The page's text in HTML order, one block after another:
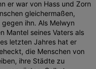
er war von Hass und Zorn
gleichermaßen,
ihn. Als Melwyn
Mantel seines Vaters als
letzten Jahres hat er
die Menschen von
ihre Städte zu